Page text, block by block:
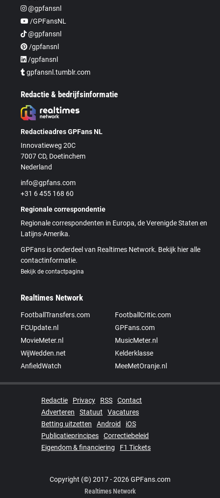
@gpfansnl
/GPFansNL
@gpfansnl
/gpfansnl
/gpfansnl
gpfansnl.tumblr.com
Redactie & bedrijfsinformatie
Redactieadres GPFans NL
Innovatieweg 20C
7007 CD, Doetinchem
Nederland
info@gpfans.com
+31 6 455 168 60
Regionale correspondentie
Regionale correspondenten in Europa, de Verenigde Staten en
Latijns-Amerika.
GPFans is onderdeel van Realtimes Network. Bekijk hier alle
contactinformatie.
Bekijk de contactpagina
Realtimes Network
FootballTransfers.com
FootballCritic.com
FCUpdate.nl
GPFans.com
MovieMeter.nl
MusicMeter.nl
WijWedden.net
Kelderklasse
AnfieldWatch
MeeMetOranje.nl
Redactie Privacy RSS
Contact
Adverteren
Statuut
Vacatures
Betting uitzetten
Android
iOS
Publicatieprincipes
Correctiebeleid
Eigendom & financiering
F1 Tickets
Copyright (©) 2017 - 2026 GPFans.com
Realtimes Network